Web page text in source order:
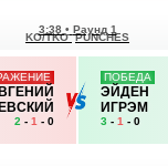
2 - 1 - 0
3:38 • Раунд 1
KO/TKO PUNCHES
ПОБЕДА
ЭЙДЕН
ИГРЭМ
3 - 1 - 0